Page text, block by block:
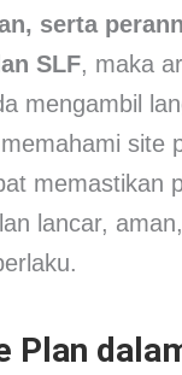
serta
SLF, maka
mengambil
site
memastikan
lancar,
Plan